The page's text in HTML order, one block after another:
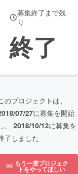
Creation
コミュニティ
募集終了まで残
り
終了
のプロジェクトは、
07/27に募集を開始
、 2018/10/12に募集を
了しました
もう一度プロジェク
トをやってほしい